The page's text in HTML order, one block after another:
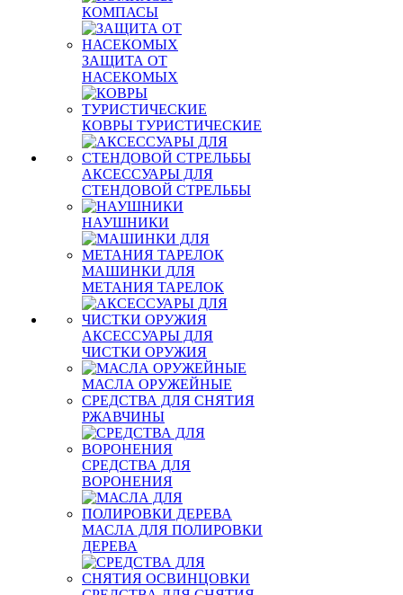
КОМПАСЫ
ЗАЩИТА ОТ
НАСЕКОМЫХ
КОВРЫ ТУРИСТИЧЕСКИЕ
АКСЕССУАРЫ ДЛЯ
СТЕНДОВОЙ СТРЕЛЬБЫ
НАУШНИКИ
МАШИНКИ ДЛЯ
МЕТАНИЯ ТАРЕЛОК
АКСЕССУАРЫ ДЛЯ
ЧИСТКИ ОРУЖИЯ
МАСЛА ОРУЖЕЙНЫЕ
СРЕДСТВА ДЛЯ СНЯТИЯ
РЖАВЧИНЫ
СРЕДСТВА ДЛЯ
ВОРОНЕНИЯ
МАСЛА ДЛЯ ПОЛИРОВКИ
ДЕРЕВА